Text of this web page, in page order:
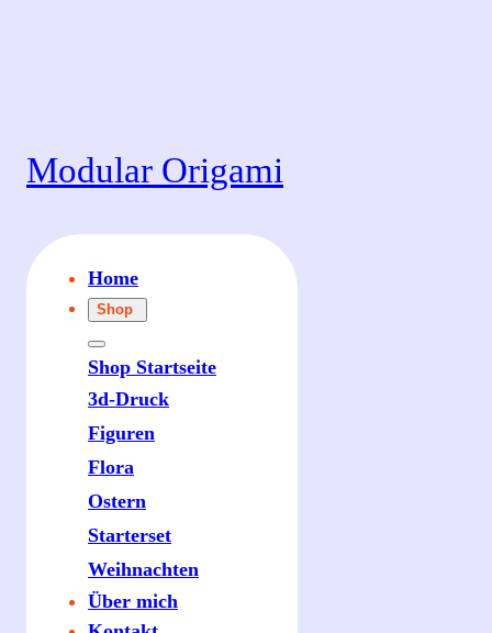
Modular Origami
Home
Shop
Shop Startseite
3d-Druck
Figuren
Flora
Ostern
Starterset
Weihnachten
Über mich